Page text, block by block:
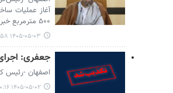
۵۰۰ مترمربع خبر داد.
۱۴۰۵-۰۵-۰۳ ۱۲:۵۸
جعفری:
اصفهان -رئیس
۱۴۰۵-۰۵-۰۲ ۰۰:۱۶